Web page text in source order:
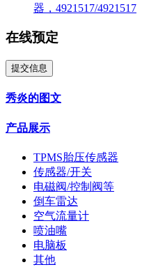
器，4921517/4921517
在线预定
提交信息
秀炎的图文
产品展示
TPMS胎压传感器
传感器/开关
电磁阀/控制阀等
倒车雷达
空气流量计
喷油嘴
电脑板
其他